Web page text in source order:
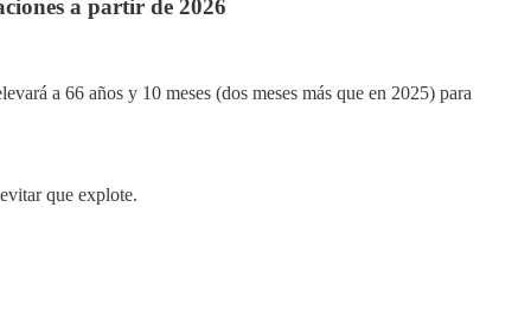
a partir de 2026
a 66 años y 10 meses (dos meses más que en 2025) para
que explote.